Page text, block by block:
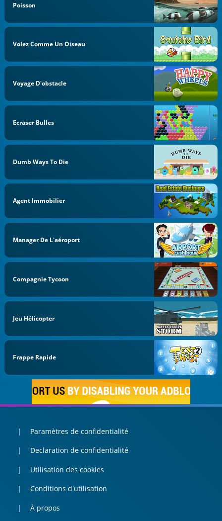
Poisson
Volez Comme Un Oiseau
Voyage D'obstacle
Ecraser Bulles
Dumb Ways To Die
Agent Immobilier
Manager De L'aéroport
Compagnie Tycoon
Jeu Hélicopter
Frappe Rapide
Paramètres de confidentialité
Declaration de confidentialité
Utilisation des cookies
Conditions d'utilisation
À propos